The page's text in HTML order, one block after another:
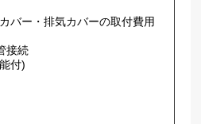
バー・排気カバーの取付費用
接続
付)